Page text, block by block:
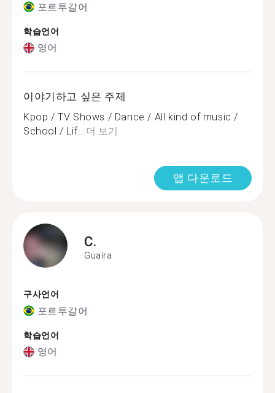
포르투갈어
학습언어
영어
이야기하고 싶은 주제
Kpop / TV Shows / Dance / All kind of music /
School / Lif...더 보기
앱 다운로드
C.
Guaíra
구사언어
포르투갈어
학습언어
영어